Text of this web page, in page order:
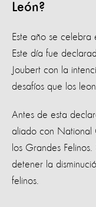
León?
Este año se
Este día fue
Joubert con la
desafíos que los
Antes de esta
aliado con National
los Grandes
detener la
felinos.